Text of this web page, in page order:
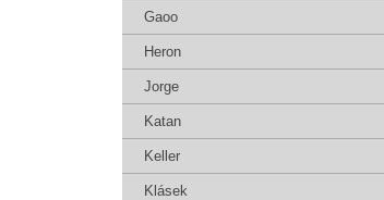
Gaoo
Heron
Jorge
Katan
Keller
Klásek